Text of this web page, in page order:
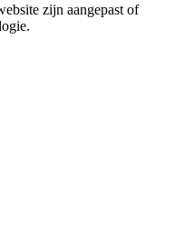
zijn aangepast of